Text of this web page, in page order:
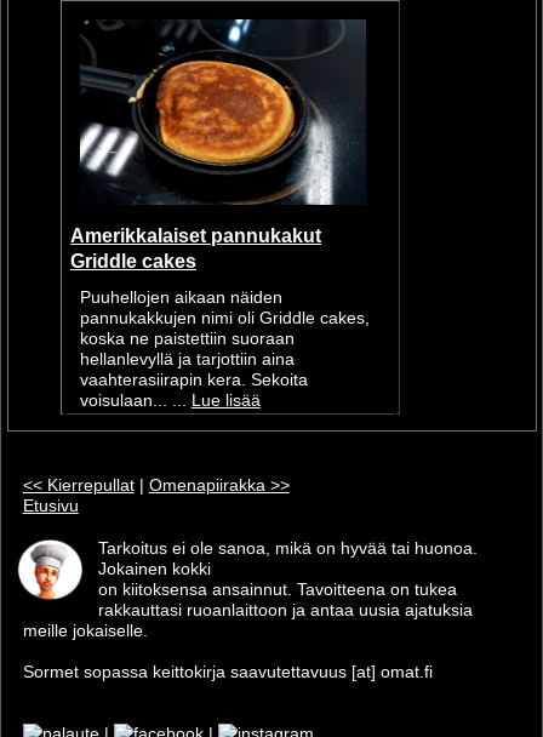
Amerikkalaiset pannukakut
Griddle cakes
Puuhellojen aikaan näiden
pannukakkujen nimi oli Griddle cakes,
koska ne paistettiin suoraan
hellanlevyllä ja tarjottiin aina
vaahterasiirapin kera. Sekoita
voisulaan... ... Lue lisää
<< Kierrepullat| Omenapiirakka >>
Etusivu
Tarkoitus ei ole sanoa, mikä on hyvää tai huonoa.
Jokainen kokki
on kiitoksensa ansainnut. Tavoitteena on tukea
rakkauttasi ruoanlaittoon ja antaa uusia ajatuksia
meille jokaiselle.
Sormet sopassa keittokirja saavutettavuus [at] omat.fi